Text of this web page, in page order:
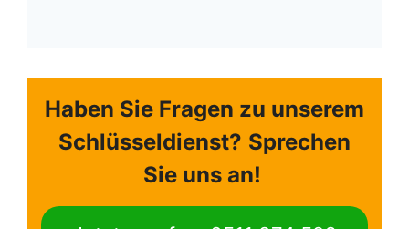
Haben Sie Fragen zu unserem
Schlüsseldienst? Sprechen
Sie uns an!